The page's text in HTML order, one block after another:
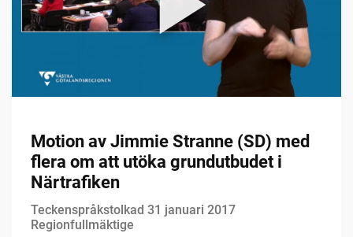
Motion av Jimmie Stranne (SD) med
flera om att utöka grundutbudet i
Närtrafiken
Teckenspråkstolkad 31 januari 2017
Regionfullmäktige